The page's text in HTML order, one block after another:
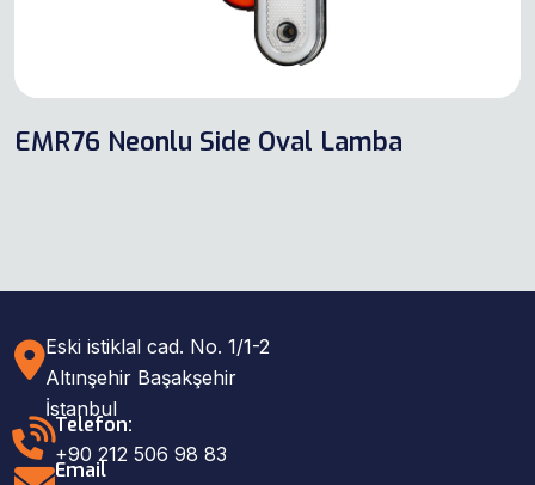
EMR76 Neonlu Side Oval Lamba
Eski istiklal cad. No. 1/1-2
Altınşehir Başakşehir
İstanbul
Telefon:
+90 212 506 98 83
Email